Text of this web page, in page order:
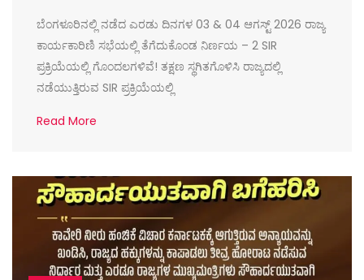
ಬೆಂಗಳೂರಿನಲ್ಲಿ ನಡೆದ ಎರಡು ದಿನಗಳ 03 & 04 ಆಗಸ್ಟ್ 2026 ರಾಜ್ಯ
ಕಾರ್ಯಕಾರಿಣಿ ಸಭೆಯಲ್ಲಿ ತೆಗೆದುಕೊಂಡ ನಿರ್ಣಯ – 2 SIR
ಪ್ರಕ್ರಿಯೆಯಲ್ಲಿ ಗೊಂದಲಗಳಿವೆ! ತಕ್ಷಣ ಸ್ಥಗಿತಗೊಳಿಸಿ ರಾಜ್ಯದಲ್ಲಿ
ನಡೆಯುತ್ತಿರುವ SIR ಪ್ರಕ್ರಿಯೆಯಲ್ಲಿ
Read More